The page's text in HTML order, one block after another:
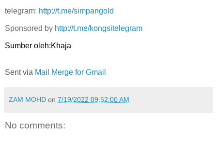
telegram: http://t.me/simpangold
Sponsored by http://t.me/kongsitelegram
Sumber oleh:Khaja
Sent via Mail Merge for Gmail
ZAM MOHD on 7/19/2022 09:52:00 AM
No comments: